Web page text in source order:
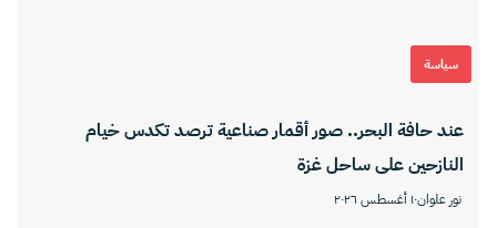
سياسة
عند حافة البحر.. صور أقمار صناعية ترصد تكدس خيام
النازحين على ساحل غزة
نور علوان١٠ أغسطس ٢٠٢٦